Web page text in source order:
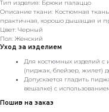
Тип изделия: Брюки палаццо
Описание ткани: Костюмная
практичная, хорошо дышащая и
Цвет: Черный
Пол: Женский
Уход за изделием
Для костюмных изделий с
(пиджак, блейзер, жилет)
Допускается гладить
вешалке) с
Пошив на заказ